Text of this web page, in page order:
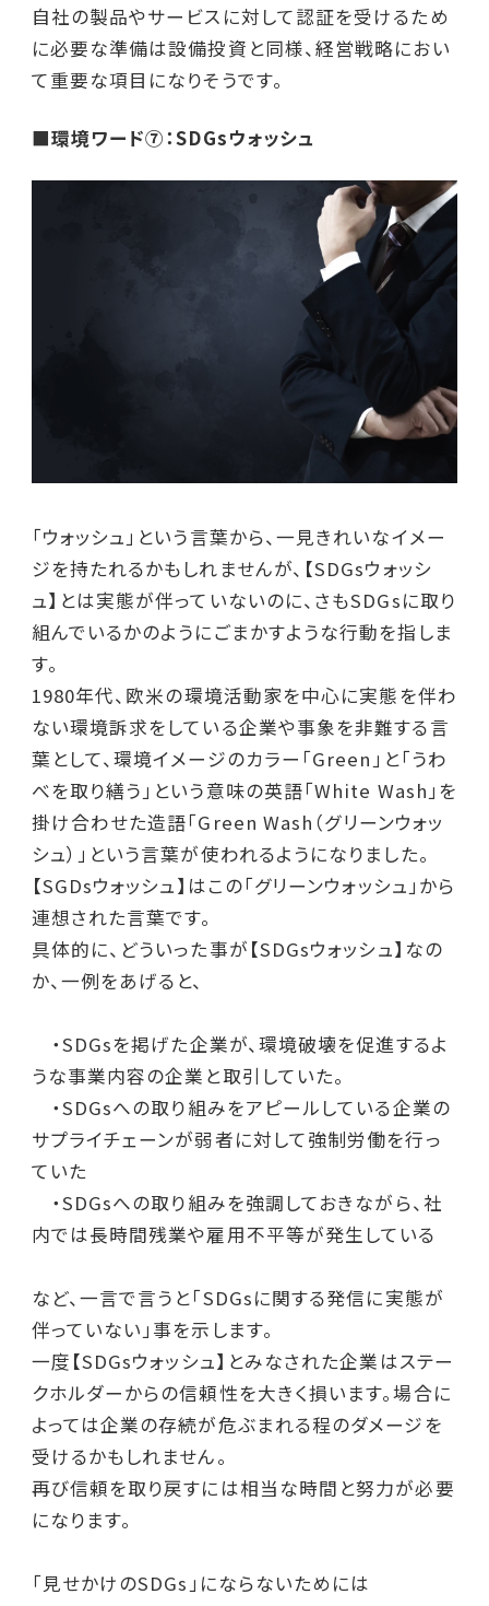
自社の製品やサービスに対して認証を受けるため
に必要な準備は設備投資と同様、経営戦略におい
て重要な項目になりそうです。
■環境ワード⑦：SDGsウォッシュ
「ウォッシュ」という言葉から、一見きれいなイメー
ジを持たれるかもしれませんが、【SDGsウォッシ
ュ】とは実態が伴っていないのに、さもSDGsに取り
組んでいるかのようにごまかすような行動を指しま
す。
1980年代、欧米の環境活動家を中心に実態を伴わ
ない環境訴求をしている企業や事象を非難する言
葉として、環境イメージのカラー「Green」と「うわ
べを取り繕う」という意味の英語「White Wash」を
掛け合わせた造語「Green Wash（グリーンウォッ
シュ）」という言葉が使われるようになりました。
【SGDsウォッシュ】はこの「グリーンウォッシュ」から
連想された言葉です。
具体的に、どういった事が【SDGsウォッシュ】なの
か、一例をあげると、
・SDGsを掲げた企業が、環境破壊を促進するよ
うな事業内容の企業と取引していた。
・SDGsへの取り組みをアピールしている企業の
サプライチェーンが弱者に対して強制労働を行っ
ていた
・SDGsへの取り組みを強調しておきながら、社
内では長時間残業や雇用不平等が発生している
など、一言で言うと「SDGsに関する発信に実態が
伴っていない」事を示します。
一度【SDGsウォッシュ】とみなされた企業はステー
クホルダーからの信頼性を大きく損います。場合に
よっては企業の存続が危ぶまれる程のダメージを
受けるかもしれません。
再び信頼を取り戻すには相当な時間と努力が必要
になります。
「見せかけのSDGs」にならないためには